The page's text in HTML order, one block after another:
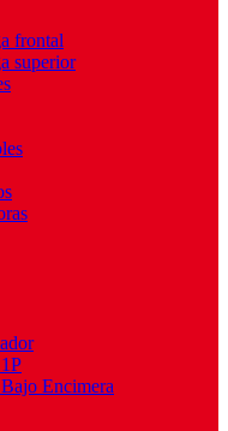
frontal
superior
Encimera